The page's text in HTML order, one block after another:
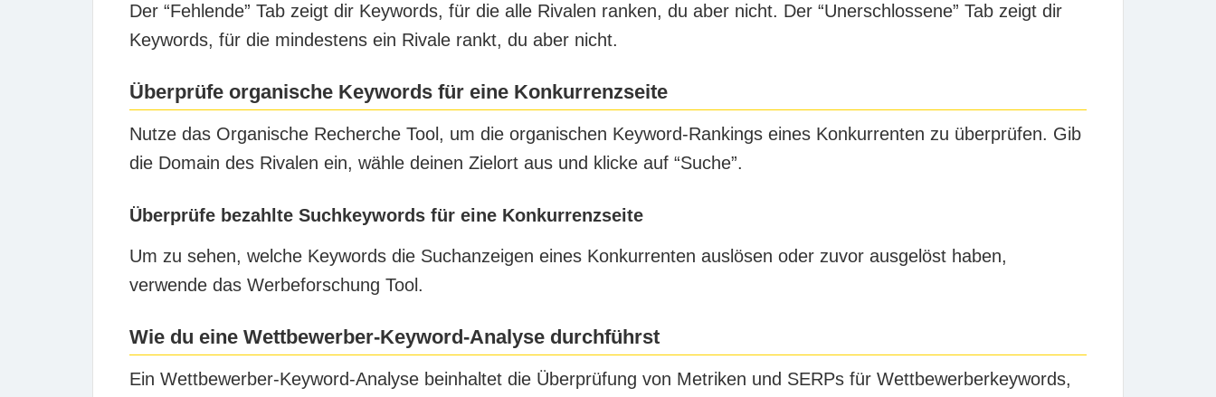
Der “Fehlende” Tab zeigt dir Keywords, für die alle Rivalen ranken, du aber nicht. Der “Unerschlossene” Tab zeigt dir
Keywords, für die mindestens ein Rivale rankt, du aber nicht.
Überprüfe organische Keywords für eine Konkurrenzseite
Nutze das Organische Recherche Tool, um die organischen Keyword-Rankings eines Konkurrenten zu überprüfen. Gib
die Domain des Rivalen ein, wähle deinen Zielort aus und klicke auf “Suche”.
Überprüfe bezahlte Suchkeywords für eine Konkurrenzseite
Um zu sehen, welche Keywords die Suchanzeigen eines Konkurrenten auslösen oder zuvor ausgelöst haben,
verwende das Werbeforschung Tool.
Wie du eine Wettbewerber-Keyword-Analyse durchführst
Ein Wettbewerber-Keyword-Analyse beinhaltet die Überprüfung von Metriken und SERPs für Wettbewerberkeywords,